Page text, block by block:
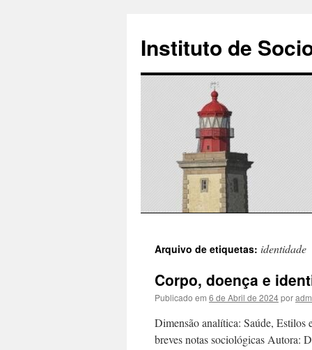
Instituto de
para
Arquivo de etiquetas: identidade
Corpo, doença e
Publicado em 6 de Abril de 2024por
Dimensão analítica: Saúde,
breves notas sociológicas Autora: